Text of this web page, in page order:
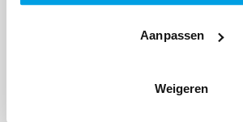
Aanpassen
Weigeren